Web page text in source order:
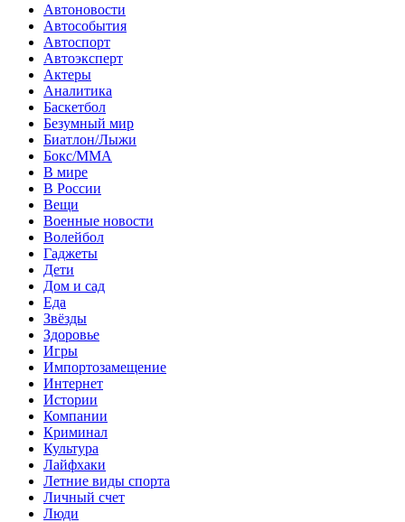
Автоновости
Автособытия
Автоспорт
Автоэксперт
Актеры
Аналитика
Баскетбол
Безумный мир
Биатлон/Лыжи
Бокс/MMA
В мире
В России
Вещи
Военные новости
Волейбол
Гаджеты
Дети
Дом и сад
Еда
Звёзды
Здоровье
Игры
Импортозамещение
Интернет
Истории
Компании
Криминал
Культура
Лайфхаки
Летние виды спорта
Личный счет
Люди